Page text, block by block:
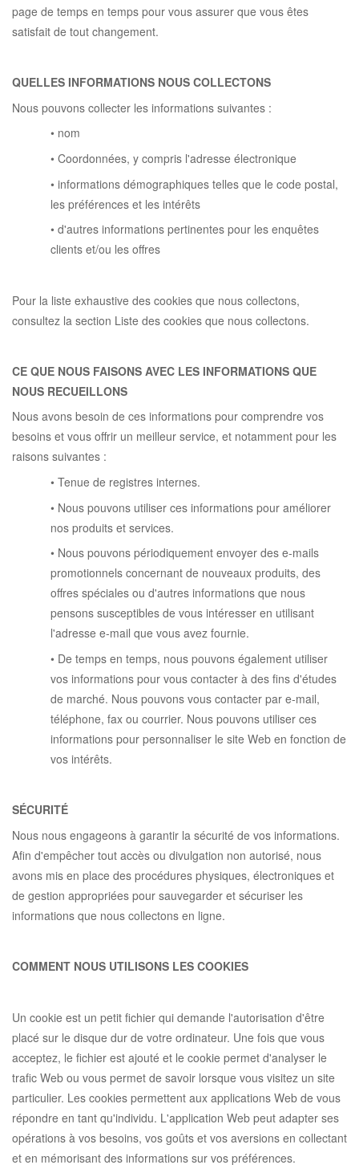
page de temps en temps pour vous assurer que vous êtes
satisfait de tout changement.
QUELLES INFORMATIONS NOUS COLLECTONS
Nous pouvons collecter les informations suivantes :
• nom
• Coordonnées, y compris l'adresse électronique
• informations démographiques telles que le code postal,
les préférences et les intérêts
• d'autres informations pertinentes pour les enquêtes
clients et/ou les offres
Pour la liste exhaustive des cookies que nous collectons,
consultez la section Liste des cookies que nous collectons.
CE QUE NOUS FAISONS AVEC LES INFORMATIONS QUE
NOUS RECUEILLONS
Nous avons besoin de ces informations pour comprendre vos
besoins et vous offrir un meilleur service, et notamment pour les
raisons suivantes :
• Tenue de registres internes.
• Nous pouvons utiliser ces informations pour améliorer
nos produits et services.
• Nous pouvons périodiquement envoyer des e-mails
promotionnels concernant de nouveaux produits, des
offres spéciales ou d'autres informations que nous
pensons susceptibles de vous intéresser en utilisant
l'adresse e-mail que vous avez fournie.
• De temps en temps, nous pouvons également utiliser
vos informations pour vous contacter à des fins d'études
de marché. Nous pouvons vous contacter par e-mail,
téléphone, fax ou courrier. Nous pouvons utiliser ces
informations pour personnaliser le site Web en fonction de
vos intérêts.
SÉCURITÉ
Nous nous engageons à garantir la sécurité de vos informations.
Afin d'empêcher tout accès ou divulgation non autorisé, nous
avons mis en place des procédures physiques, électroniques et
de gestion appropriées pour sauvegarder et sécuriser les
informations que nous collectons en ligne.
COMMENT NOUS UTILISONS LES COOKIES
Un cookie est un petit fichier qui demande l'autorisation d'être
placé sur le disque dur de votre ordinateur. Une fois que vous
acceptez, le fichier est ajouté et le cookie permet d'analyser le
trafic Web ou vous permet de savoir lorsque vous visitez un site
particulier. Les cookies permettent aux applications Web de vous
répondre en tant qu'individu. L'application Web peut adapter ses
opérations à vos besoins, vos goûts et vos aversions en collectant
et en mémorisant des informations sur vos préférences.